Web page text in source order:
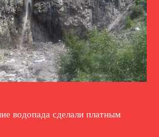
водопада сделали платным